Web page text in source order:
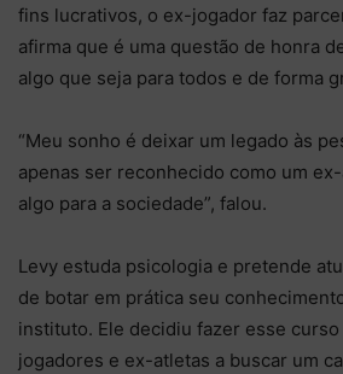
fins lucrativos, o ex-jogador faz
afirma que é uma questão de honra
algo que seja para todos e de forma
“Meu sonho é deixar um legado às
apenas ser reconhecido como um
algo para a sociedade”, falou.
Levy estuda psicologia e pretende
de botar em prática seu
instituto. Ele decidiu fazer esse curso
jogadores e ex-atletas a buscar um